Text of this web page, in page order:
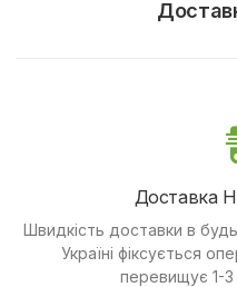
Доставка
Швидкість доставки в
Україні фіксується
перевищує 1-3